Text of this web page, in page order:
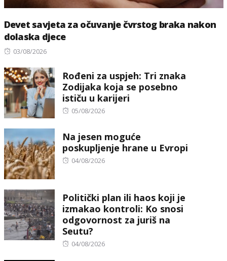
Devet savjeta za očuvanje čvrstog braka nakon
dolaska djece
Posted
03/08/2026
Rođeni za uspjeh: Tri znaka
Zodijaka koja se posebno
ističu u karijeri
Posted
05/08/2026
Na jesen moguće
poskupljenje hrane u Evropi
Posted
04/08/2026
Politički plan ili haos koji je
izmakao kontroli: Ko snosi
odgovornost za juriš na
Seutu?
Posted
04/08/2026